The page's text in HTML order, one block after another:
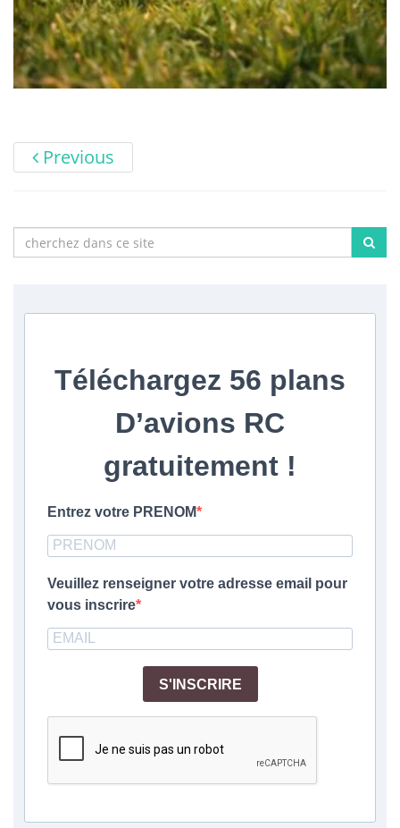
Previous
Téléchargez 56 plans
D’avions RC
gratuitement !
Entrez votre PRENOM
Veuillez renseigner votre adresse email pour
vous inscrire
S'INSCRIRE